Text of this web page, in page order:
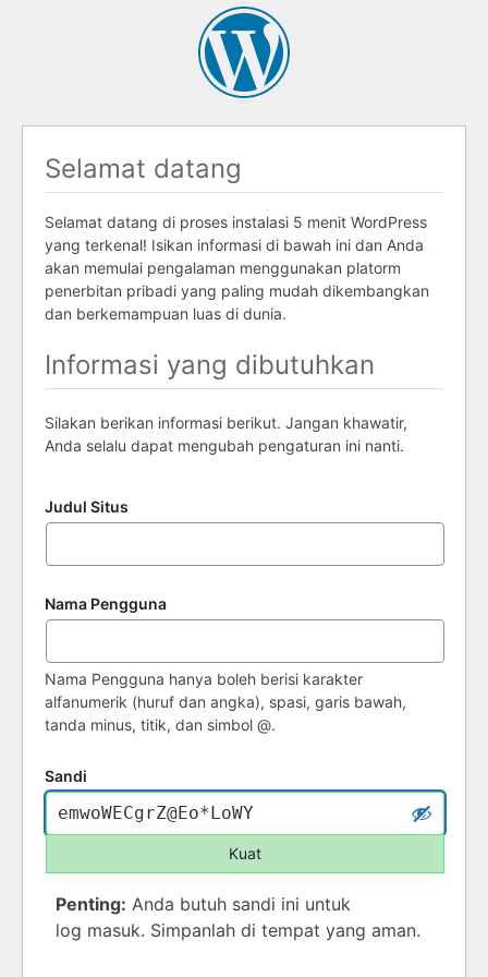
Selamat datang
Selamat datang di proses instalasi 5 menit WordPress
yang terkenal! Isikan informasi di bawah ini dan Anda
akan memulai pengalaman menggunakan platorm
penerbitan pribadi yang paling mudah dikembangkan
dan berkemampuan luas di dunia.
Informasi yang dibutuhkan
Silakan berikan informasi berikut. Jangan khawatir,
Anda selalu dapat mengubah pengaturan ini nanti.
Judul Situs
Nama Pengguna
Nama Pengguna hanya boleh berisi karakter
alfanumerik (huruf dan angka), spasi, garis bawah,
tanda minus, titik, dan simbol @.
Sandi
Kuat
Penting: Anda butuh sandi ini untuk
log masuk. Simpanlah di tempat yang aman.